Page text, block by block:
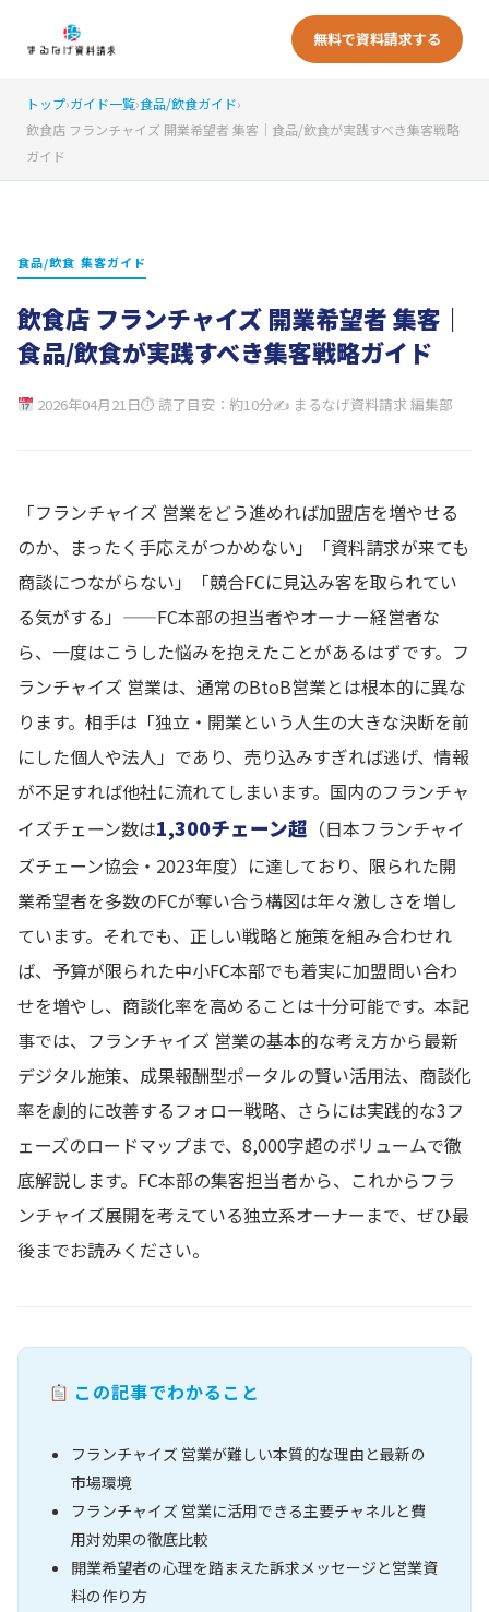
無料で資料請求する
トップ›ガイド一覧›食品/飲食ガイド›
飲食店 フランチャイズ 開業希望者 集客｜食品/飲食が実践すべき集客戦略
ガイド
食品/飲食 集客ガイド
飲食店 フランチャイズ 開業希望者 集客｜
食品/飲食が実践すべき集客戦略ガイド
2026年04月21日⏱ 読了目安：約10分✍ まるなげ資料請求 編集部
「フランチャイズ 営業をどう進めれば加盟店を増やせる
のか、まったく手応えがつかめない」「資料請求が来ても
商談につながらない」「競合FCに見込み客を取られてい
る気がする」——FC本部の担当者やオーナー経営者な
ら、一度はこうした悩みを抱えたことがあるはずです。フ
ランチャイズ 営業は、通常のBtoB営業とは根本的に異な
ります。相手は「独立・開業という人生の大きな決断を前
にした個人や法人」であり、売り込みすぎれば逃げ、情報
が不足すれば他社に流れてしまいます。国内のフランチャ
イズチェーン数は1,300チェーン超 （日本フランチャイ
ズチェーン協会・2023年度）に達しており、限られた開
業希望者を多数のFCが奪い合う構図は年々激しさを増し
ています。それでも、正しい戦略と施策を組み合わせれ
ば、予算が限られた中小FC本部でも着実に加盟問い合わ
せを増やし、商談化率を高めることは十分可能です。本記
事では、フランチャイズ 営業の基本的な考え方から最新
デジタル施策、成果報酬型ポータルの賢い活用法、商談化
率を劇的に改善するフォロー戦略、さらには実践的な3フ
ェーズのロードマップまで、8,000字超のボリュームで徹
底解説します。FC本部の集客担当者から、これからフラ
ンチャイズ展開を考えている独立系オーナーまで、ぜひ最
後までお読みください。
この記事でわかること
フランチャイズ 営業が難しい本質的な理由と最新の
市場環境
フランチャイズ 営業に活用できる主要チャネルと費
用対効果の徹底比較
開業希望者の心理を踏まえた訴求メッセージと営業資
料の作り方